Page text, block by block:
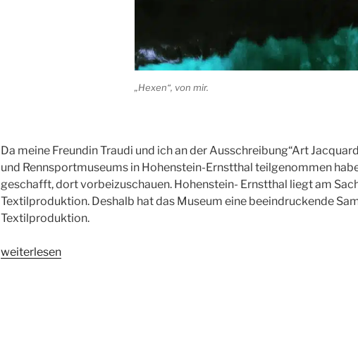
„Hexen“, von mir.
Da meine Freundin Traudi und ich an der Ausschreibung“Art
und Rennsportmuseums in Hohenstein-Ernstthal teilgenommen
geschafft, dort vorbeizuschauen. Hohenstein- Ernstthal liegt am
Textilproduktion. Deshalb hat das Museum eine beeindruckende
Textilproduktion.
„Kitsch
weiterlesen